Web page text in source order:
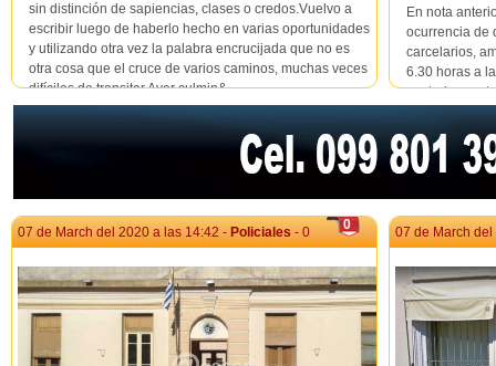
sin distinción de sapiencias, clases o credos.Vuelvo a
escribir luego de haberlo hecho en varias oportunidades
y utilizando otra vez la palabra encrucijada que no es
otra cosa que el cruce de varios caminos, muchas veces
difíciles de transitar.Ayer culmin&...
En nota
ocurrencia de
carcelarios,
6.30 horas a
cort...
0
07 de March del 2020 a las 14:42 - Policiales - 0 07 de March